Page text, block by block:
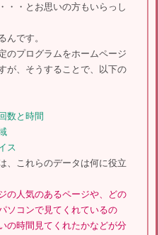
・・とお思いの方もいらっし
んです。
のプログラムをホームページ
が、そうすることで、以下の
数と時間
ス
、これらのデータは何に役立
の人気のあるページや、どの
ソコンで見てくれているの
の時間見てくれたかなどが分